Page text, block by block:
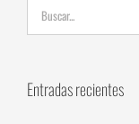
Buscar:
Entradas recientes